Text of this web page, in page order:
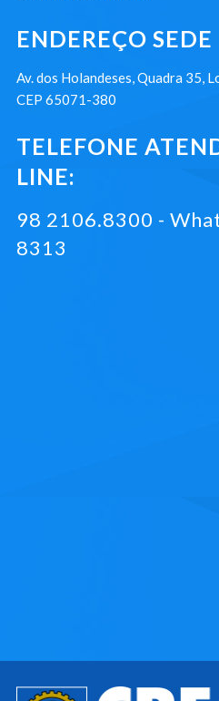
ENDEREÇO SEDE
Av. dos Holandeses, Quadra 35,
CEP 65071-380
TELEFONE
LINE:
98 2106.8300 -
8313